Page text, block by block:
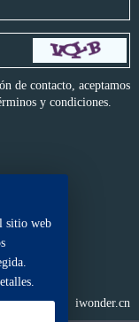
de contacto, aceptamos
y condiciones.
Co., Ltd.
Powered by iwonder.cn
sitio web